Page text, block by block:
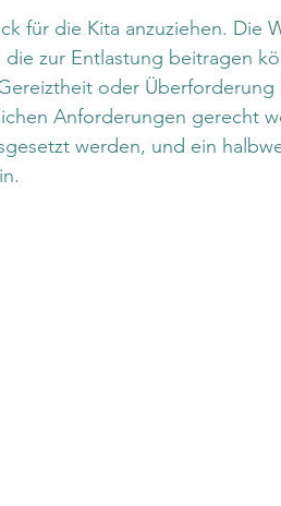
für die Kita anzuziehen. Die
zur Entlastung beitragen
oder
Anforderungen gerecht
werden, und ein